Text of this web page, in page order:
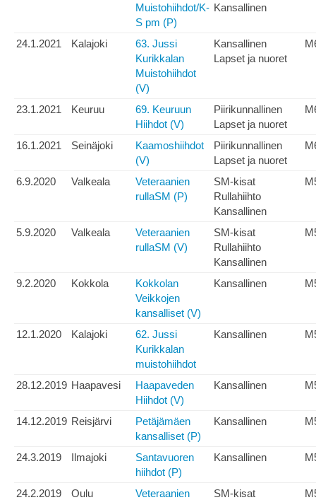
Muistohiihdot/K-
S pm (P)
Kansallinen
24.1.2021 Kalajoki
63. Jussi
Kurikkalan
Muistohiihdot
(V)
Kansallinen
Lapset ja nuoret
23.1.2021 Keuruu
69. Keuruun
Hiihdot (V)
Piirikunnallinen
Lapset ja nuoret
16.1.2021 Seinäjoki
Kaamoshiihdot
(V)
Piirikunnallinen
Lapset ja nuoret
6.9.2020 Valkeala
Veteraanien
rullaSM (P)
SM-kisat
Rullahiihto
Kansallinen
5.9.2020 Valkeala
Veteraanien
rullaSM (V)
SM-kisat
Rullahiihto
Kansallinen
9.2.2020 Kokkola
Kokkolan
Veikkojen
kansalliset (V)
Kansallinen
12.1.2020 Kalajoki
62. Jussi
Kurikkalan
muistohiihdot
Kansallinen
28.12.2019 Haapavesi
Haapaveden
Hiihdot (V)
Kansallinen
14.12.2019 Reisjärvi
Petäjämäen
kansalliset (P)
Kansallinen
24.3.2019 Ilmajoki
Santavuoren
hiihdot (P)
Kansallinen
24.2.2019 Oulu Veteraanien SM-kisat